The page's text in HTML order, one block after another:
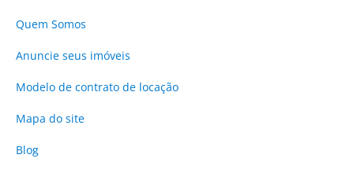
Quem Somos
Anuncie seus imóveis
Modelo de contrato de locação
Mapa do site
Blog